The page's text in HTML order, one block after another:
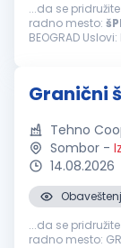
...da se
radno mesto:
BEOGRAD Uslovi: Minimum IV stepen stručne spreme Poželjno
Granični
Tehno
Sombor -
14.08.2026
...da se
radno mesto: